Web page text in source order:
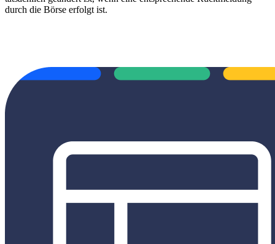
durch die Börse erfolgt ist.